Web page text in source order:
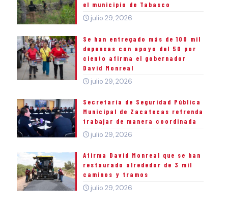
el municipio de Tabasco
julio 29, 2026
Se han entregado más de 100 mil
depensas con apoyo del 50 por
ciento afirma el gobernador
David Monreal
julio 29, 2026
Secretaría de Seguridad Pública
Municipal de Zacatecas refrenda
trabajar de manera coordinada
julio 29, 2026
Afirma David Monreal que se han
restaurado alrededor de 3 mil
caminos y tramos
julio 29, 2026